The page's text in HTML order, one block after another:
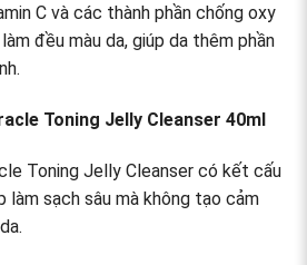
C và các thành phần chống oxy
đều màu da, giúp da thêm phần
Toning Jelly Cleanser 40ml
Toning Jelly Cleanser có kết cấu
làm sạch sâu mà không tạo cảm